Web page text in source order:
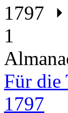
1797
1
Für die
1797